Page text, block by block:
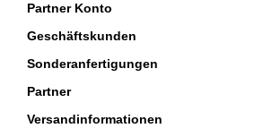
Partner Konto
Geschäftskunden
Sonderanfertigungen
Partner
Versandinformationen